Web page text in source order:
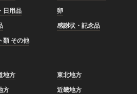
日用品
卵
感謝状・記念品
類 その他
地方
東北地方
方
近畿地方